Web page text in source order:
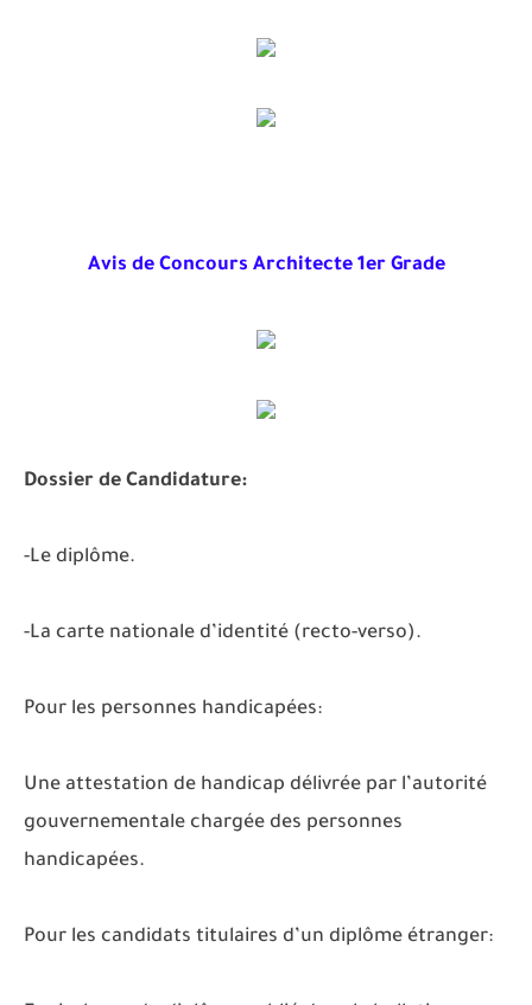
Avis de Concours Architecte 1er Grade
Dossier de Candidature:
-Le diplôme.
-La carte nationale d’identité (recto-verso).
Pour les personnes handicapées:
Une attestation de handicap délivrée par l’autorité
gouvernementale chargée des personnes
handicapées.
Pour les candidats titulaires d’un diplôme étranger: